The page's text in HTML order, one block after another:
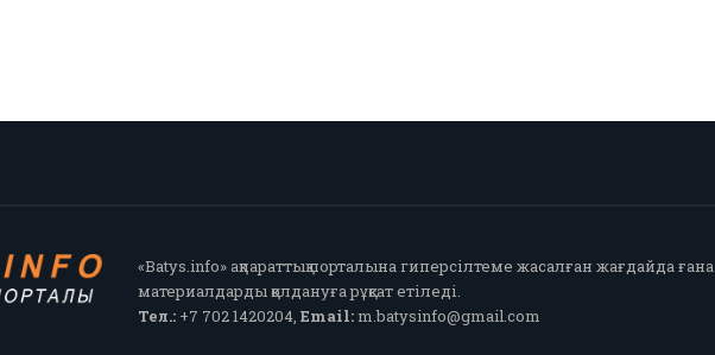
«Batys.info» ақпараттық порталына гиперсілтеме жасалған жағдайда ғана
материалдарды қолдануға рұқсат етіледі.
Тел.:+7 702 1420204, Email:m.batysinfo@gmail.com